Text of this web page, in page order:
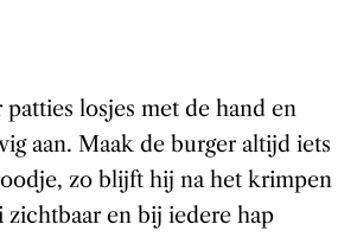
losjes met de hand en
aan. Maak de burger altijd iets
zo blijft hij na het krimpen
en bij iedere hap